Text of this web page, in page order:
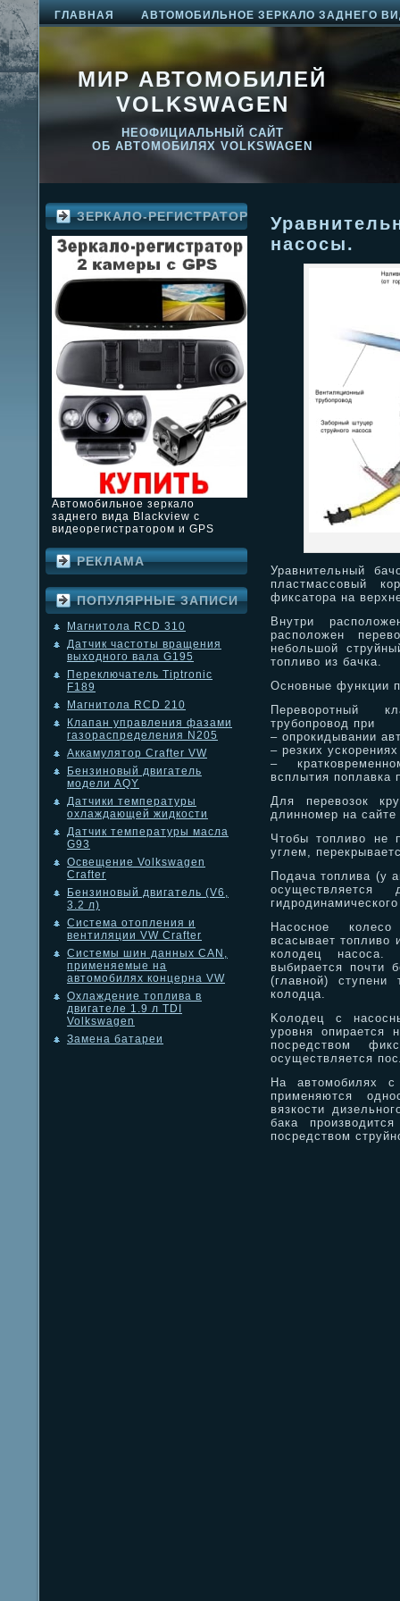
ГЛАВНАЯ АВТОМОБИЛЬНОЕ ЗЕРКАЛО ЗАДНЕГО
МИР АВТОМОБИЛЕЙ
VOLKSWAGEN
НЕОФИЦИАЛЬНЫЙ САЙТ
ОБ АВТОМОБИЛЯХ VOLKSWAGEN
ЗЕРКАЛО-РЕГИСТРАТОР
Автомобильное зеркало
заднего вида Blackview с
видеорегистратором и GPS
РЕКЛАМА
ПОПУЛЯРНЫЕ ЗАПИСИ
Магнитола RCD 310
Датчик частоты вращения
выходного вала G195
Переключатель Tiptronic
F189
Магнитола RCD 210
Клапан управления фазами
газораспределения N205
Аккамулятор Crafter VW
Бензиновый двигатель
модели AQY
Датчики температуры
охлаждающей жидкости
Датчик температуры масла
G93
Освещение Volkswagen
Crafter
Бензиновый двигатель (V6,
3.2 л)
Система отопления и
вентиляции VW Crafter
Системы шин данных CAN,
применяемые на
автомобилях концерна VW
Охлаждение топлива в
двигателе 1.9 л TDI
Volkswagen
Замена батареи
насосы.
Уравнительный
пластмассовый
фиксатора на
Внутри
расположен
небольшой
топливо из бачка.
Основные функции
Переворотный
трубопровод при
– опрокидывании
– резких
–
всплытия поплавка
Для перевозок
длинномер на
Чтобы топливо не
углем,
Подача топлива (у
осуществляется
Насосное
всасывает топливо
колодец
выбирается почти
(главной) ступени
колодца.
Kолодец с
уровня опирается
посредством
осуществляется
На автомобилях
применяются
вязкости
бака
посредством